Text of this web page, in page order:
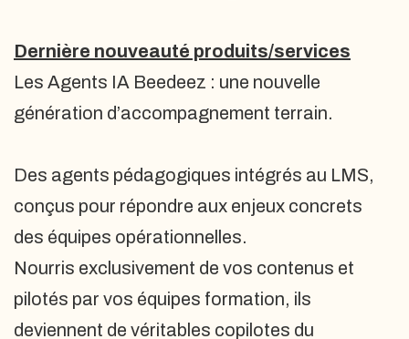
Dernière nouveauté produits/services
Les Agents IA Beedeez : une nouvelle
génération d’accompagnement terrain.
Des agents pédagogiques intégrés au LMS,
conçus pour répondre aux enjeux concrets
des équipes opérationnelles.
Nourris exclusivement de vos contenus et
pilotés par vos équipes formation, ils
deviennent de véritables copilotes du